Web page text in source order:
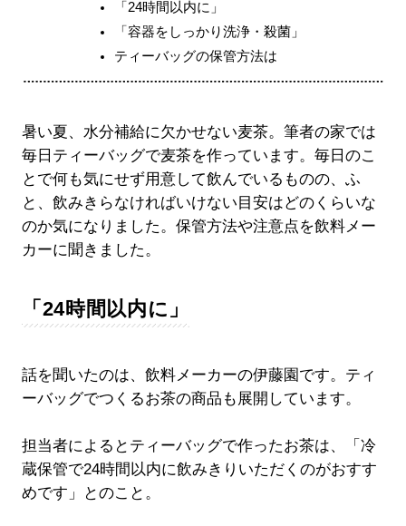
「24時間以内に」
「容器をしっかり洗浄・殺菌」
ティーバッグの保管方法は
暑い夏、水分補給に欠かせない麦茶。筆者の家では
毎日ティーバッグで麦茶を作っています。毎日のこ
とで何も気にせず用意して飲んでいるものの、ふ
と、飲みきらなければいけない目安はどのくらいな
のか気になりました。保管方法や注意点を飲料メー
カーに聞きました。
「24時間以内に」
話を聞いたのは、飲料メーカーの伊藤園です。ティ
ーバッグでつくるお茶の商品も展開しています。
担当者によるとティーバッグで作ったお茶は、「冷
蔵保管で24時間以内に飲みきりいただくのがおすす
めです」とのこと。